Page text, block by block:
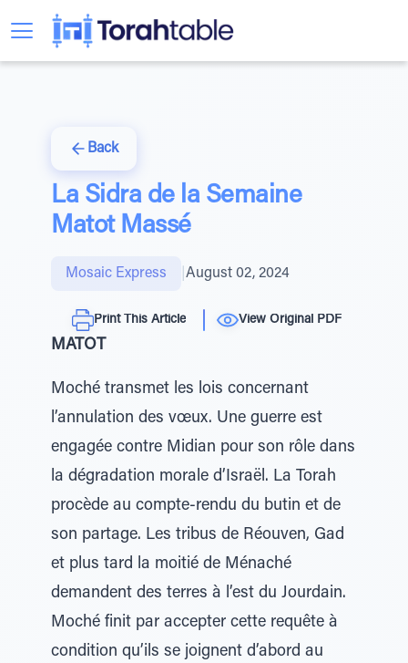
Back
La Sidra de la Semaine
Matot Massé
Mosaic Express August 02, 2024
Print This Article View Original PDF
MATOT
Moché transmet les lois concernant
l’annulation des vœux. Une guerre est
engagée contre Midian pour son rôle dans
la dégradation morale d’Israël. La Torah
procède au compte-rendu du butin et de
son partage. Les tribus de Réouven, Gad
et plus tard la moitié de Ménaché
demandent des terres à l’est du Jourdain.
Moché finit par accepter cette requête à
condition qu’ils se joignent d’abord au